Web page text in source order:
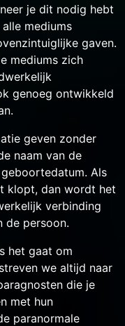
je dit nodig hebt
mediums
gaven.
mediums zich
genoeg ontwikkeld
geven zonder
naam van de
Als
klopt, dan wordt het
verbinding
de persoon.
het gaat om
we altijd naar
die je
met hun
paranormale